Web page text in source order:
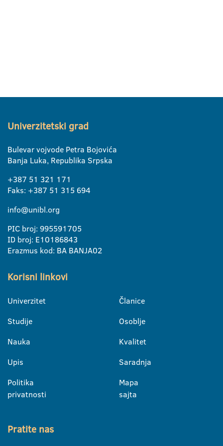
Univerzitetski grad
Bulevar vojvode Petra Bojovića
Banja Luka, Republika Srpska
+387 51 321 171
Faks: +387 51 315 694
info@unibl.org
PIC broj: 995591705
ID broj: E10186843
Erazmus kod: BA BANJA02
Korisni linkovi
Univerzitet
Studije
Nauka
Upis
Politika
privatnosti
Članice
Osoblje
Kvalitet
Saradnja
Mapa
sajta
Pratite nas